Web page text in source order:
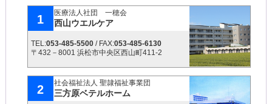
1 医療法人社団 一穂会
西山ウエルケア
TEL:053-485-5500/ FAX:053-485-6130
〒432－8001 浜松市中央区西山町411-2
2 社会福祉法人 聖隷福祉事業団
三方原ベテルホーム